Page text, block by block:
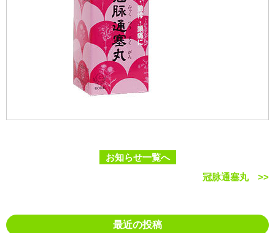
お知らせ一覧へ
冠脉通塞丸 >>
最近の投稿